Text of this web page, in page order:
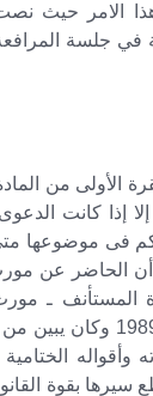
من قانون
جلسة
ينقطع سير الخصومة بحكم القانون
للحكم فى
ـ مورث
1988/5/13 فقررت المحكمة
9/21 ومن ثم فلم يبد
بقوة